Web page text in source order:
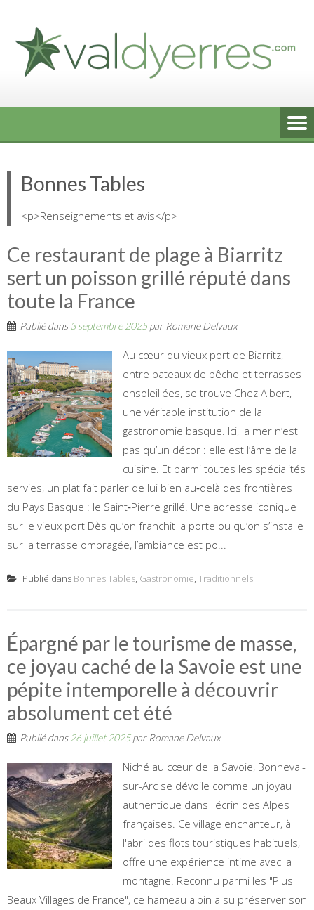
content
Bonnes Tables
<p>Renseignements et avis</p>
Ce restaurant de plage à Biarritz
sert un poisson grillé réputé dans
toute la France
Publié dans3 septembre 2025par Romane Delvaux
Au cœur du vieux port de Biarritz,
entre bateaux de pêche et terrasses
ensoleillées, se trouve Chez Albert,
une véritable institution de la
gastronomie basque. Ici, la mer n’est
pas qu’un décor : elle est l’âme de la
cuisine. Et parmi toutes les spécialités
servies, un plat fait parler de lui bien au‑delà des frontières
du Pays Basque : le Saint‑Pierre grillé. Une adresse iconique
sur le vieux port Dès qu’on franchit la porte ou qu’on s’installe
sur la terrasse ombragée, l’ambiance est po...
Publié dans Bonnes Tables, Gastronomie, Traditionnels
Épargné par le tourisme de masse,
ce joyau caché de la Savoie est une
pépite intemporelle à découvrir
absolument cet été
Publié dans 26 juillet 2025par Romane Delvaux
Niché au cœur de la Savoie, Bonneval-
sur-Arc se dévoile comme un joyau
authentique dans l'écrin des Alpes
françaises. Ce village enchanteur, à
l'abri des flots touristiques habituels,
offre une expérience intime avec la
montagne. Reconnu parmi les "Plus
Beaux Villages de France", ce hameau alpin a su préserver son